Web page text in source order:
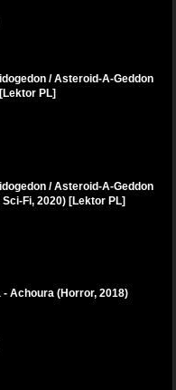
/ Asteroid-A-Geddon
PL]
/ Asteroid-A-Geddon
Fi, 2020) [Lektor PL]
- Achoura (Horror, 2018)